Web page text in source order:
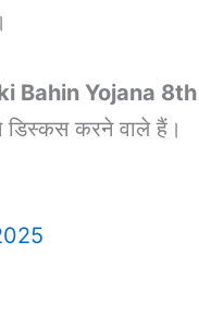
Bahin Yojana
डिस्कस करने वाले हैं।